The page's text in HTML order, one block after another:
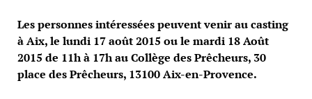
Les personnes intéressées peuvent venir au casting
à Aix, le lundi 17 août 2015 ou le mardi 18 Août
2015 de 11h à 17h au Collège des Prêcheurs, 30
place des Prêcheurs, 13100 Aix-en-Provence.